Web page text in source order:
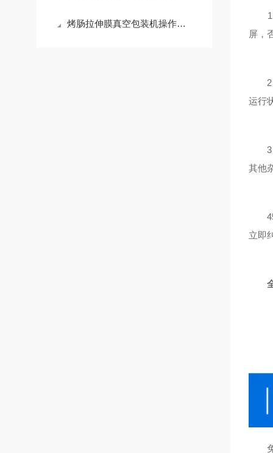
烤肠拉伸膜真空包装机操作该注意什么问题
1、
屏，
2、
运行
3、
其他
45
立即
免